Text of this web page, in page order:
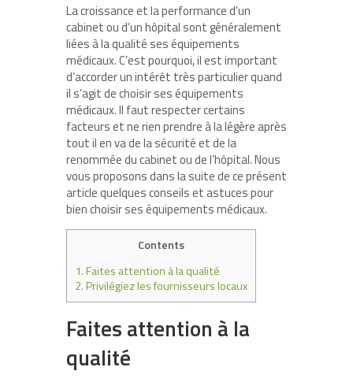
La croissance et la performance d’un
cabinet ou d’un hôpital sont généralement
liées à la qualité ses équipements
médicaux. C’est pourquoi, il est important
d’accorder un intérêt très particulier quand
il s’agit de choisir ses équipements
médicaux. Il faut respecter certains
facteurs et ne rien prendre à la légère après
tout il en va de la sécurité et de la
renommée du cabinet ou de l’hôpital. Nous
vous proposons dans la suite de ce présent
article quelques conseils et astuces pour
bien choisir ses équipements médicaux.
Contents
1.Faites attention à la qualité
2.Privilégiez les fournisseurs locaux
Faites attention à la
qualité